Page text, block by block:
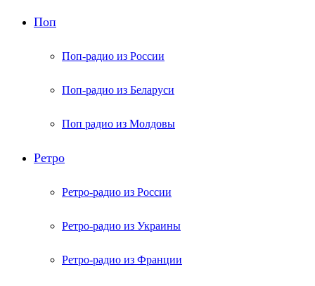
Поп
Поп-радио из России
Поп-радио из Беларуси
Поп радио из Молдовы
Ретро
Ретро-радио из России
Ретро-радио из Украины
Ретро-радио из Франции